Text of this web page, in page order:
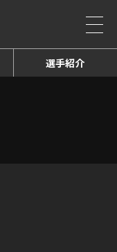
選手紹介
お知らせ詳細